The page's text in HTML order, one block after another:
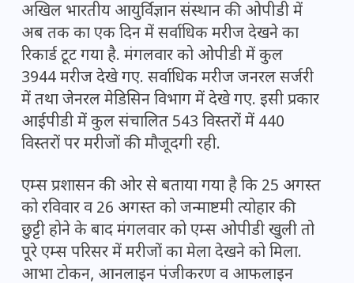
अखिल भारतीय आयुर्विज्ञान संस्थान की ओपीडी में
अब तक का एक दिन में सर्वाधिक मरीज देखने का
रिकार्ड टूट गया है. मंगलवार को ओपीडी में कुल
3944 मरीज देखे गए. सर्वाधिक मरीज जनरल सर्जरी
में तथा जेनरल मेडिसिन विभाग में देखे गए. इसी प्रकार
आईपीडी में कुल संचालित 543 विस्तरों में 440
विस्तरों पर मरीजों की मौजूदगी रही.
एम्स प्रशासन की ओर से बताया गया है कि 25 अगस्त
को रविवार व 26 अगस्त को जन्माष्टमी त्योहार की
छुट्टी होने के बाद मंगलवार को एम्स ओपीडी खुली तो
पूरे एम्स परिसर में मरीजों का मेला देखने को मिला.
आभा टोकन, आनलाइन पंजीकरण व आफलाइन